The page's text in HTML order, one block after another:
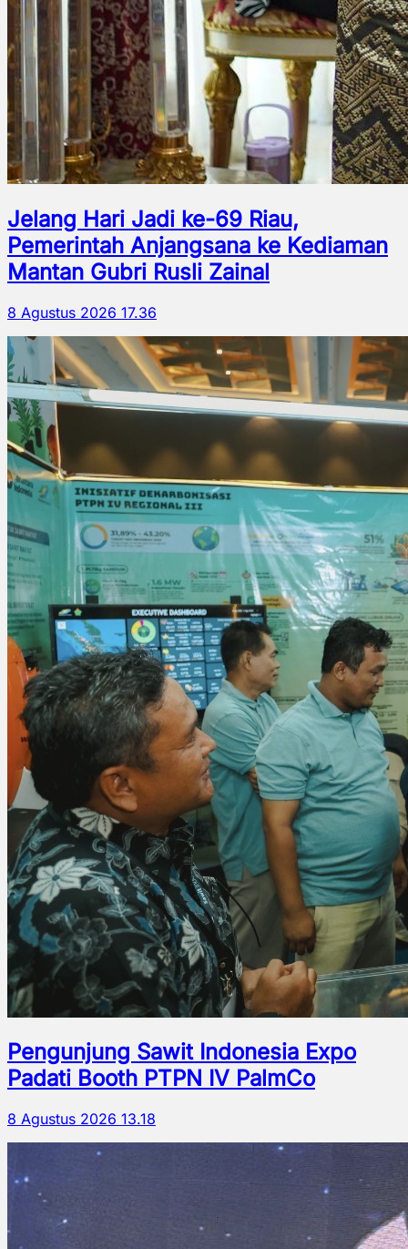
Jelang Hari Jadi ke-69 Riau,
Pemerintah Anjangsana ke Kediaman
Mantan Gubri Rusli Zainal
8 Agustus 2026 17.36
Pengunjung Sawit Indonesia Expo
Padati Booth PTPN IV PalmCo
8 Agustus 2026 13.18